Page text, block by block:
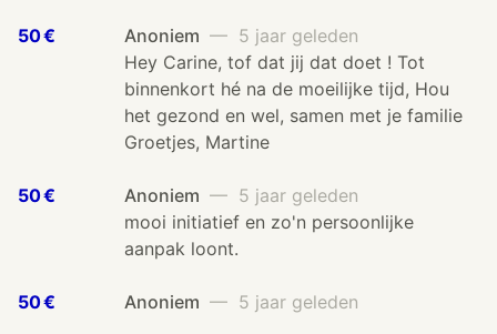
50 € Anoniem — 5 jaar geleden
Hey Carine, tof dat jij dat doet ! Tot
binnenkort hé na de moeilijke tijd, Hou
het gezond en wel, samen met je familie
Groetjes, Martine
50 € Anoniem — 5 jaar geleden
mooi initiatief en zo'n persoonlijke
aanpak loont.
50 € Anoniem — 5 jaar geleden